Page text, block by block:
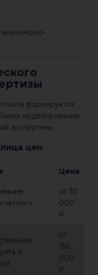
инженерно-
формируется
моделирования,
экспертизы.
цен
Цена
от 30
000
₽
и
от
150
000
₽